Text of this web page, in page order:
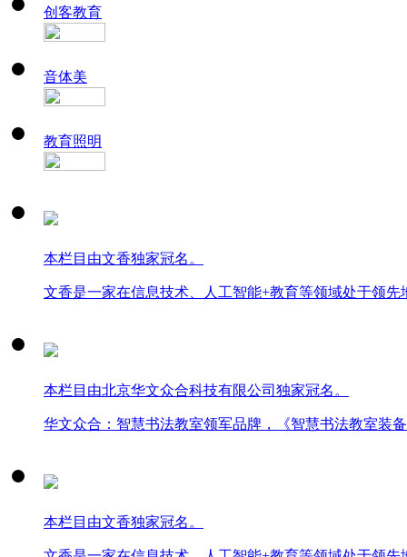
创客教育
音体美
教育照明
本栏目由文香独家冠名。
文香是一家在信息技术、人工智能+教育等领域处于领
本栏目由北京华文众合科技有限公司独家冠名。
华文众合：智慧书法教室领军品牌，《智慧书法教室装
本栏目由文香独家冠名。